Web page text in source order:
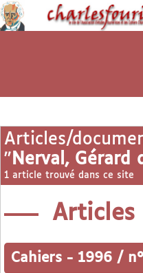
Articles/
" Nerval, Gérard
1 article trouvé dans ce site
Articles
Cahiers - 1996 /